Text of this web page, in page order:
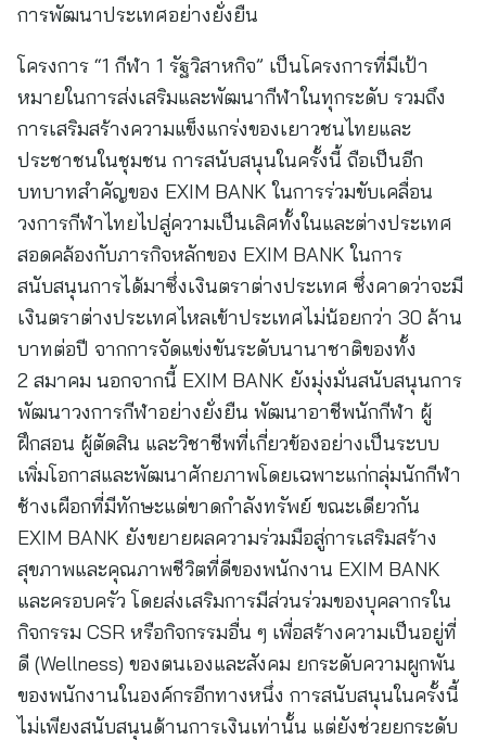
การพัฒนาประเทศอย่างยั่งยืน
โครงการ “1 กีฬา 1 รัฐวิสาหกิจ” เป็นโครงการที่มีเป้า
หมายในการส่งเสริมและพัฒนากีฬาในทุกระดับ รวมถึง
การเสริมสร้างความแข็งแกร่งของเยาวชนไทยและ
ประชาชนในชุมชน การสนับสนุนในครั้งนี้ ถือเป็นอีก
บทบาทสำคัญของ EXIM BANK ในการร่วมขับเคลื่อน
วงการกีฬาไทยไปสู่ความเป็นเลิศทั้งในและต่างประเทศ
สอดคล้องกับภารกิจหลักของ EXIM BANK ในการ
สนับสนุนการได้มาซึ่งเงินตราต่างประเทศ ซึ่งคาดว่าจะมี
เงินตราต่างประเทศไหลเข้าประเทศไม่น้อยกว่า 30 ล้าน
บาทต่อปี จากการจัดแข่งขันระดับนานาชาติของทั้ง
2 สมาคม นอกจากนี้ EXIM BANK ยังมุ่งมั่นสนับสนุนการ
พัฒนาวงการกีฬาอย่างยั่งยืน พัฒนาอาชีพนักกีฬา ผู้
ฝึกสอน ผู้ตัดสิน และวิชาชีพที่เกี่ยวข้องอย่างเป็นระบบ
เพิ่มโอกาสและพัฒนาศักยภาพโดยเฉพาะแก่กลุ่มนักกีฬา
ช้างเผือกที่มีทักษะแต่ขาดกำลังทรัพย์ ขณะเดียวกัน
EXIM BANK ยังขยายผลความร่วมมือสู่การเสริมสร้าง
สุขภาพและคุณภาพชีวิตที่ดีของพนักงาน EXIM BANK
และครอบครัว โดยส่งเสริมการมีส่วนร่วมของบุคลากรใน
กิจกรรม CSR หรือกิจกรรมอื่น ๆ เพื่อสร้างความเป็นอยู่ที่
ดี (Wellness) ของตนเองและสังคม ยกระดับความผูกพัน
ของพนักงานในองค์กรอีกทางหนึ่ง การสนับสนุนในครั้งนี้
ไม่เพียงสนับสนุนด้านการเงินเท่านั้น แต่ยังช่วยยกระดับ